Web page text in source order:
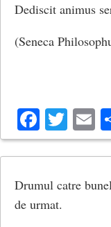
Dediscit animus
(Seneca
Drumul catre
de urmat.